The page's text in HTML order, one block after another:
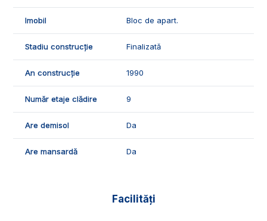
Imobil Bloc de apart.
Stadiu construcție Finalizată
An construcție 1990
Număr etaje clădire 9
Are demisol Da
Are mansardă Da
Facilități